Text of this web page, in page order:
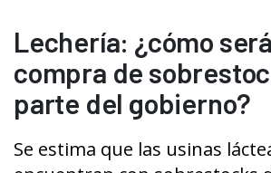
Lechería: ¿cómo
compra de
parte del gobierno?
Se estima que las usinas